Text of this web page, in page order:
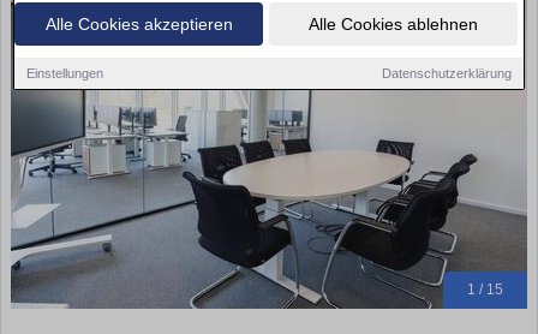
Alle Cookies akzeptieren Alle Cookies ablehnen
Einstellungen Datenschutzerklärung
1 / 15